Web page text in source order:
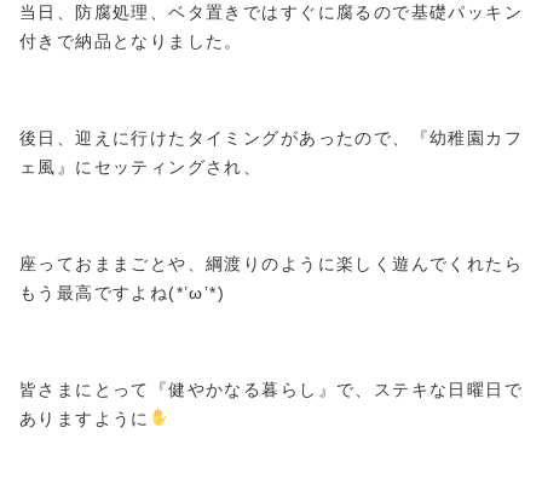
当日、防腐処理、ベタ置きではすぐに腐るので基礎パッキン
付きで納品となりました。
後日、迎えに行けたタイミングがあったので、『幼稚園カフ
ェ風』にセッティングされ、
座っておままごとや、綱渡りのように楽しく遊んでくれたら
もう最高ですよね(*’ω’*)
皆さまにとって『健やかなる暮らし』で、ステキな日曜日で
ありますように